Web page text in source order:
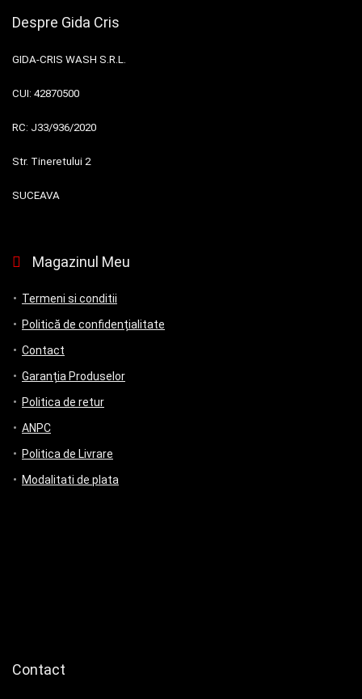
Despre Gida Cris
GIDA-CRIS WASH S.R.L.
CUI: 42870500
RC: J33/936/2020
Str. Tineretului 2
SUCEAVA
Magazinul Meu
Termeni si conditii
Politică de confidențialitate
Contact
Garanția Produselor
Politica de retur
ANPC
Politica de Livrare
Modalitati de plata
Contact